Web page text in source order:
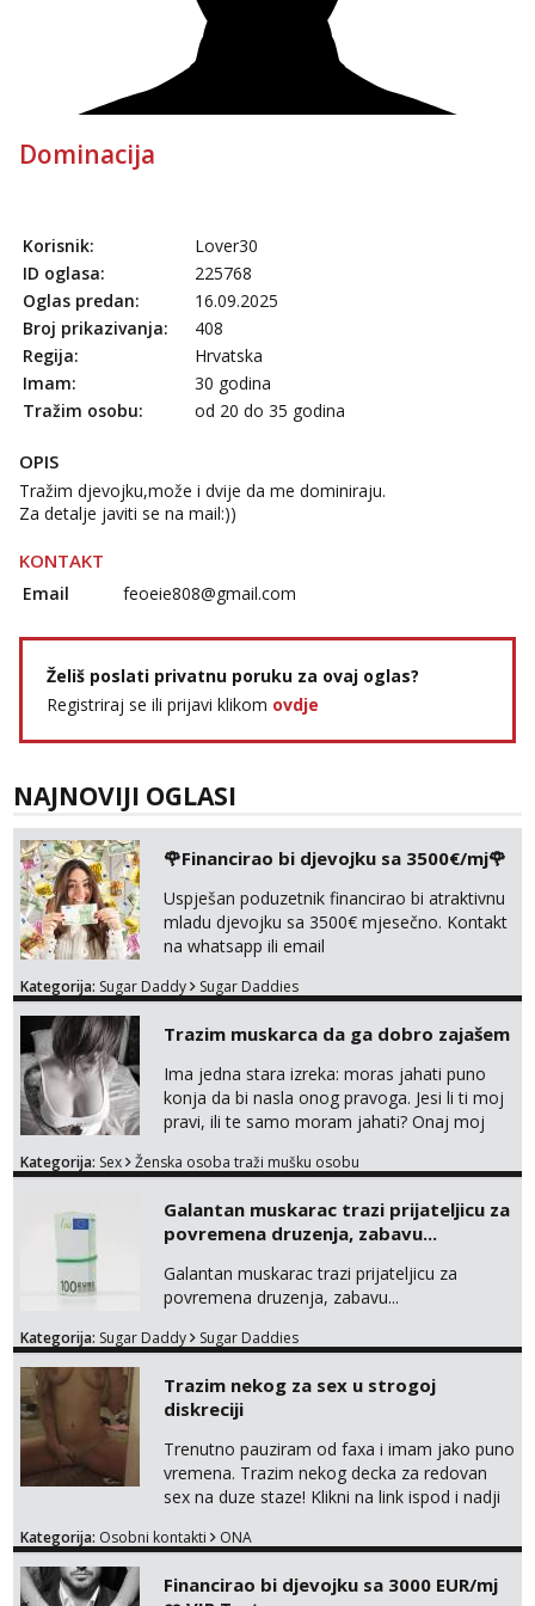
064/677-677
tel:0,93€ - mob:1,12€ min
Obavijesti me kada se oslobodi
Monika
Razgovaram :)
Tel:
Vanesa
064/677-677 - Kod: #74
Ivančica
Čekam tvoj poziv!
064/677-677
- Kod: #108
Zara
Razgovaram :)
Obavijesti me kada se oslobodi
Anđela
tel:0,93€ - mob:1,12€ min
Dominacija
Korisnik:
Lover30
ID oglasa:
225768
Oglas predan:
16.09.2025
Broj prikazivanja:
408
Regija:
Hrvatska
Imam:
30 godina
Tražim osobu:
od 20 do 35 godina
OPIS
Tražim djevojku,može i dvije da me dominiraju.
Za detalje javiti se na mail:))
KONTAKT
Email feoeie808@gmail.com
Želiš poslati privatnu poruku za ovaj oglas?
Registriraj se ili prijavi klikom ovdje
NAJNOVIJI OGLASI
🌹Financirao bi djevojku sa 3500€/mj🌹
Uspješan poduzetnik financirao bi atraktivnu
mladu djevojku sa 3500€ mjesečno. Kontakt
na whatsapp ili email
Kategorija: Sugar Daddy Sugar Daddies
Trazim muskarca da ga dobro zajašem
Ima jedna stara izreka: moras jahati puno
konja da bi nasla onog pravoga. Jesi li ti moj
pravi, ili te samo moram jahati? Onaj moj
na sexdater link i javi mi se tamo....
Kategorija: Sex Ženska osoba traži mušku osobu
Galantan muskarac trazi prijateljicu za
povremena druzenja, zabavu...
Galantan muskarac trazi prijateljicu za
povremena druzenja, zabavu...
Kategorija: Sugar Daddy Sugar Daddies
Trazim nekog za sex u strogoj
diskreciji
Trenutno pauziram od faxa i imam jako puno
vremena. Trazim nekog decka za redovan
sex na duze staze! Klikni na link ispod i nadji
Kategorija: Osobni kontakti ONA
Financirao bi djevojku sa 3000 EUR/mj